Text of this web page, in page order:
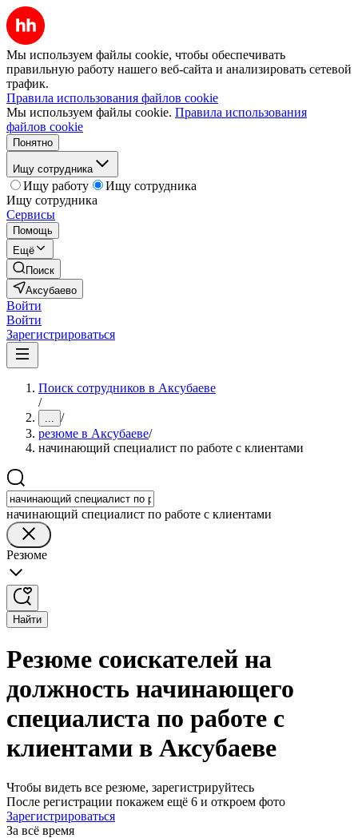
Мы используем файлы cookie, чтобы обеспечивать
правильную работу нашего веб-сайта и анализировать сетевой
трафик.
Правила использования файлов cookie
Мы используем файлы cookie. Правила использования
файлов cookie
Понятно
Ищу сотрудника
Ищу работу
Ищу сотрудника
Ищу сотрудника
Сервисы
Помощь
Ещё
Поиск
Аксубаево
Войти
Войти
Зарегистрироваться
Поиск сотрудников в Аксубаеве
/
... /
резюме в Аксубаеве/
начинающий специалист по работе с клиентами
начинающий специалист по работе с клиентами
Резюме
Найти
Резюме соискателей на
должность начинающего
специалиста по работе с
клиентами в Аксубаеве
Чтобы видеть все резюме, зарегистрируйтесь
После регистрации покажем ещё 6 и откроем фото
Зарегистрироваться
За всё время